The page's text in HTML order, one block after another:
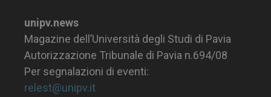
unipv.news
Magazine dell’Università degli Studi di Pavia
Autorizzazione Tribunale di Pavia n.694/08
Per segnalazioni di eventi:
relest@unipv.it